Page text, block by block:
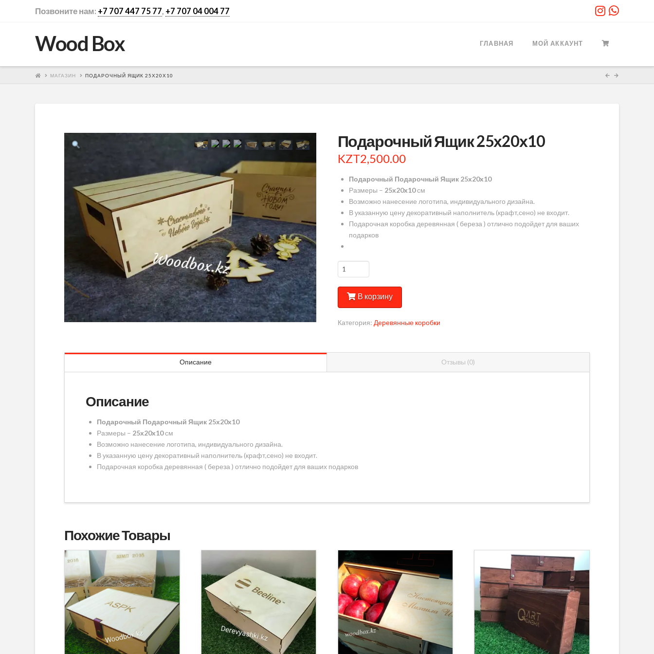
Позвоните нам: +7 707 447 75 77, +7 707 04 004 77
Wood Box ГЛАВНАЯ МОЙ АККАУНТ
МАГАЗИН ПОДАРОЧНЫЙ ЯЩИК 25Х20Х10
Подарочный Ящик 25х20х10
KZT2,500.00
Подарочный Подарочный Ящик 25х20х10
Размеры – 25х20х10см
Возможно нанесение логотипа, индивидуального дизайна.
В указанную цену декоративный наполнитель (крафт,сено) не входит.
Подарочная коробка деревянная ( береза ) отлично подойдет для ваших
подарков
Количество
Подарочный
Ящик
25х20х10В корзину
Категория: Деревянные коробки
Описание Отзывы (0)
Описание
Подарочный Подарочный Ящик 25х20х10
Размеры – 25х20х10см
Возможно нанесение логотипа, индивидуального дизайна.
В указанную цену декоративный наполнитель (крафт,сено) не входит.
Подарочная коробка деревянная ( береза ) отлично подойдет для ваших подарков
Похожие Товары